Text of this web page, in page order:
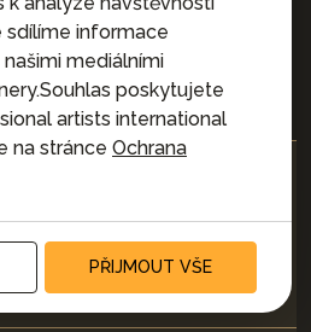
Novotny Trio
sdílíme informace
mediálními
poskytujete
artists international
na stránce Ochrana
PŘIJMOUT VŠE